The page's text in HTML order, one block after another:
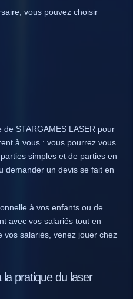
vous pouvez choisir
de STARGAMES LASER pour
à vous : vous pourrez vous
simples et de parties en
demander un devis se fait en
à vos enfants ou de
avec vos salariés tout en
vos salariés, venez jouer chez
la pratique du laser